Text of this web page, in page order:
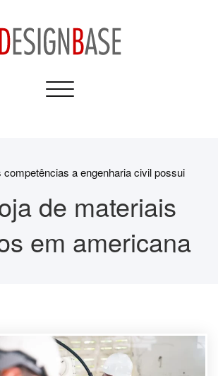
Toggle
competências a engenharia civil possui
de materiais
em americana